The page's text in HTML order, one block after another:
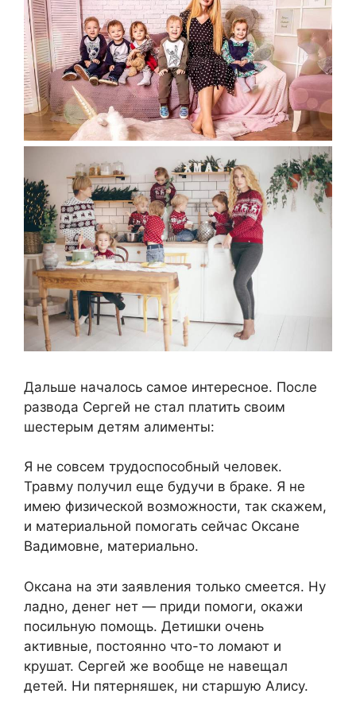
Дальше началось самое интересное. После
развода Сергей не стал платить своим
шестерым детям алименты:
Я не совсем трудоспособный человек.
Травму получил еще будучи в браке. Я не
имею физической возможности, так скажем,
и материальной помогать сейчас Оксане
Вадимовне, материально.
Оксана на эти заявления только смеется. Ну
ладно, денег нет — приди помоги, окажи
посильную помощь. Детишки очень
активные, постоянно что-то ломают и
крушат. Сергей же вообще не навещал
детей. Ни пятерняшек, ни старшую Алису.